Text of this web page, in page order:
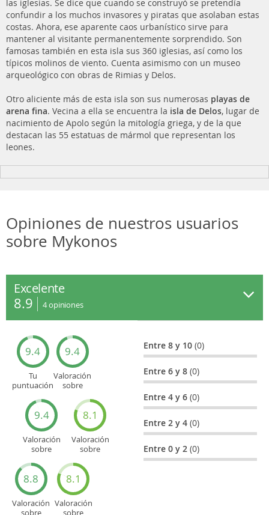
las iglesias. Se dice que cuando se construyó se pretendía
confundir a los muchos invasores y piratas que asolaban estas
costas. Ahora, ese aparente caos urbanístico sirve para
mantener al visitante permanentemente sorprendido. Son
famosas también en esta isla sus 360 iglesias, así como los
típicos molinos de viento. Cuenta asimismo con un museo
arqueológico con obras de Rimias y Delos.
Otro aliciente más de esta isla son sus numerosas playas de
arena fina. Vecina a ella se encuentra la isla de Delos, lugar de
nacimiento de Apolo según la mitología griega, y de la que
destacan las 55 estatuas de mármol que representan los
leones.
Opiniones de nuestros usuarios
sobre Mykonos
Excelente
8.9 4opiniones
9.4
Tu
puntuación
9.4
Valoración
sobre
9.4
Valoración
sobre
8.1
Valoración
sobre
turísticos
8.8
Valoración
sobre
8.1
Valoración
sobre
Entre 8 y 10(0)
Entre 6 y 8(0)
Entre 4 y 6(0)
Entre 2 y 4(0)
Entre 0 y 2(0)